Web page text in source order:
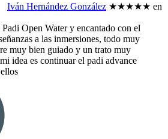
Iván Hernández González ★★★★★ en
Open Water y encantado con el
a las inmersiones, todo muy
muy bien guiado y un trato muy
idea es continuar el padi advance